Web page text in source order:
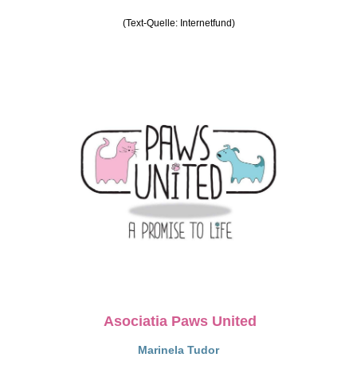
(Text-Quelle: Internetfund)
Asociatia Paws United
Marinela Tudor